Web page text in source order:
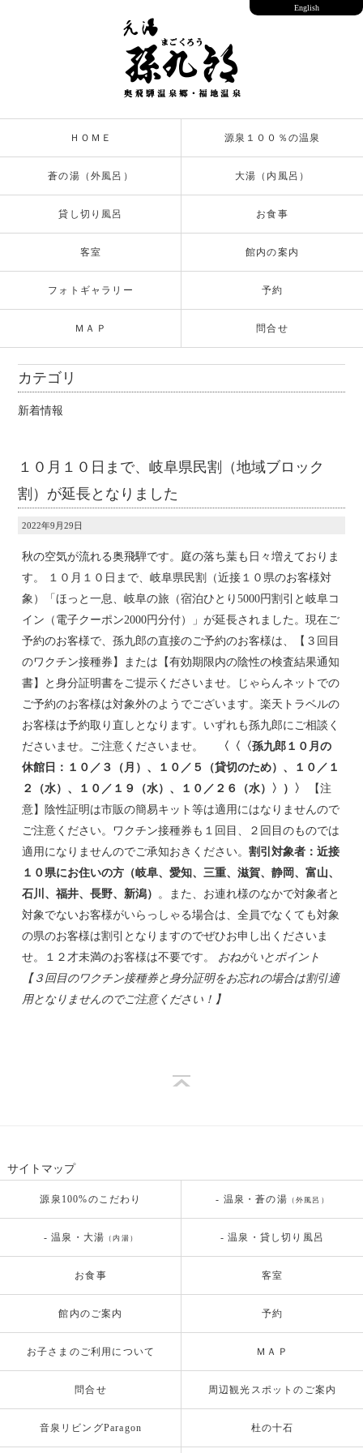
ＨＯＭＥ 源泉１００％の温泉
蒼の湯（外風呂） 大湯（内風呂）
貸し切り風呂 お食事
客室 館内の案内
フォトギャラリー 予約
ＭＡＰ 問合せ
English
カテゴリ
新着情報
１０月１０日まで、岐阜県民割（地域ブロック
割）が延長となりました
2022年9月29日
秋の空気が流れる奥飛騨です。庭の落ち葉も日々増えておりま
す。 １０月１０日まで、岐阜県民割（近接１０県のお客様対
象）「ほっと一息、岐阜の旅（宿泊ひとり5000円割引と岐阜コ
イン（電子クーポン2000円分付）」が延長されました。現在ご
予約のお客様で、孫九郎の直接のご予約のお客様は、【３回目
のワクチン接種券】または【有効期限内の陰性の検査結果通知
書】と身分証明書をご提示くださいませ。じゃらんネットでの
ご予約のお客様は対象外のようでございます。楽天トラベルの
お客様は予約取り直しとなります。いずれも孫九郎にご相談く
ださいませ。ご注意くださいませ。
〈〈〈孫九郎１０月の
休館日：１０／３（月）、１０／５（貸切のため）、１０／１
２（水）、１０／１９（水）、１０／２６（水）〉）〉
【注
意】陰性証明は市販の簡易キット等は適用にはなりませんので
ご注意ください。ワクチン接種券も１回目、２回目のものでは
適用になりませんのでご承知おきください。割引対象者：近接
１０県にお住いの方（岐阜、愛知、三重、滋賀、静岡、富山、
石川、福井、長野、新潟） 。また、お連れ様のなかで対象者と
対象でないお客様がいらっしゃる場合は、全員でなくても対象
の県のお客様は割引となりますのでぜひお申し出くださいま
せ。１２才未満のお客様は不要です。 おねがいとポイント
【３回目のワクチン接種券と身分証明をお忘れの場合は割引適
用となりませんのでご注意ください！】
サイトマップ
源泉100%のこだわり - 温泉・蒼の湯 （外風呂）
- 温泉・大湯 （内湯） - 温泉・貸し切り風呂
お食事 客室
館内のご案内 予約
お子さまのご利用について ＭＡＰ
問合せ 周辺観光スポットのご案内
音泉リビングParagon 杜の十石